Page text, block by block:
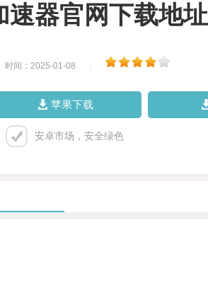
速器官网下载地址
时间：2025-01-08
苹果下载
安卓市场，安全绿色